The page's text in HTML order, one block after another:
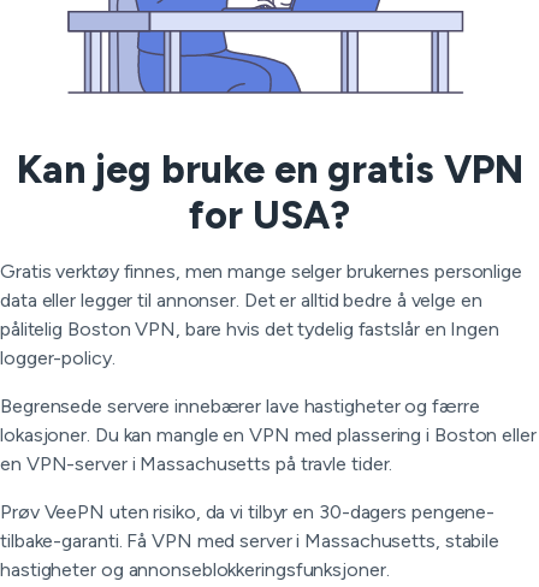
Kan jeg bruke en gratis VPN
for USA?
Gratis verktøy finnes, men mange selger brukernes personlige
data eller legger til annonser. Det er alltid bedre å velge en
pålitelig Boston VPN, bare hvis det tydelig fastslår en Ingen
logger-policy.
Begrensede servere innebærer lave hastigheter og færre
lokasjoner. Du kan mangle en VPN med plassering i Boston eller
en VPN-server i Massachusetts på travle tider.
Prøv VeePN uten risiko, da vi tilbyr en 30-dagers pengene-
tilbake-garanti. Få VPN med server i Massachusetts, stabile
hastigheter og annonseblokkeringsfunksjoner.